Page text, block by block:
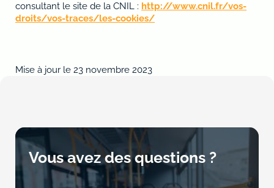
consultant le site de la CNIL : http://www.cnil.fr/vos-
droits/vos-traces/les-cookies/
Mise à jour le 23 novembre 2023
Vous avez des questions ?